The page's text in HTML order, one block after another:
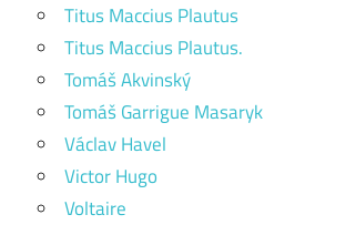
Titus Maccius Plautus
Titus Maccius Plautus.
Tomáš Akvinský
Tomáš Garrigue Masaryk
Václav Havel
Victor Hugo
Voltaire